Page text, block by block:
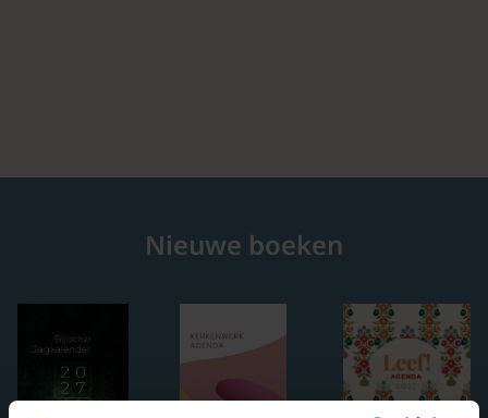
Nieuwe boeken